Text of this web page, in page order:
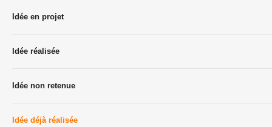
Idée en projet
Idée réalisée
Idée non retenue
Idée déjà réalisée